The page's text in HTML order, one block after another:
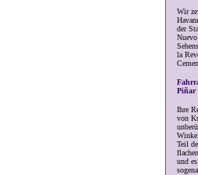
Wir
der
la
Piñar
Ihre
von
Teil
und